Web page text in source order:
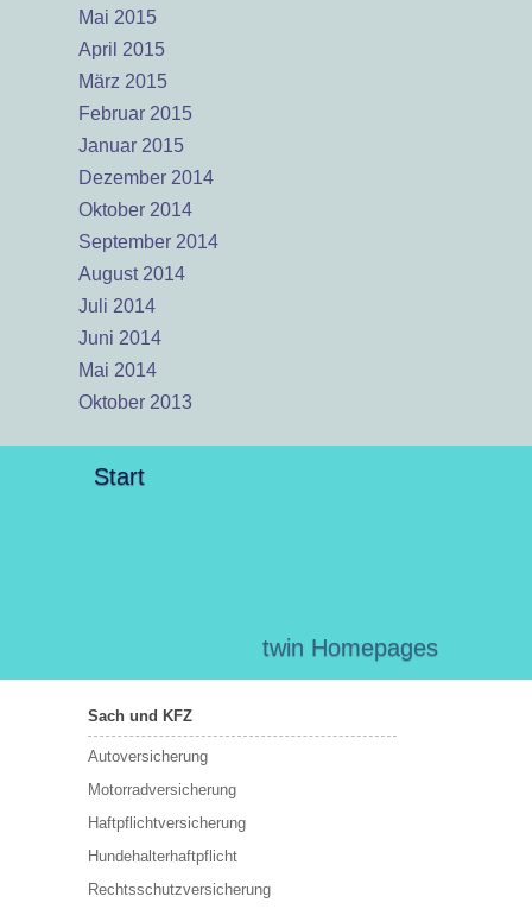
Mai 2015
April 2015
März 2015
Februar 2015
Januar 2015
Dezember 2014
Oktober 2014
September 2014
August 2014
Juli 2014
Juni 2014
Mai 2014
Oktober 2013
Start
twin Homepages
Sach und KFZ
Autoversicherung
Motorradversicherung
Haftpflichtversicherung
Hundehalterhaftpflicht
Rechtsschutzversicherung